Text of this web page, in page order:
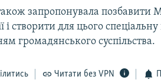
запропонувала позбавити
і створити для цього
громадянського суспільства.
Читати без VPN